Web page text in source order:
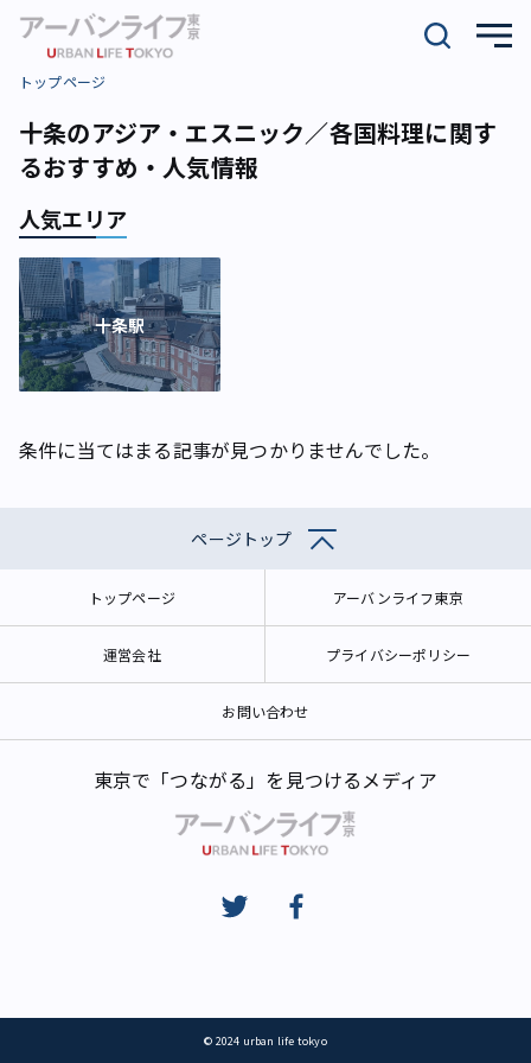
トップページ
十条のアジア・エスニック／各国料理に関す
るおすすめ・人気情報
人気エリア
十条駅
条件に当てはまる記事が見つかりませんでした。
ページトップ
トップページ アーバンライフ東京
運営会社 プライバシーポリシー
お問い合わせ
東京で「つながる」を見つけるメディア
© 2024 urban life tokyo